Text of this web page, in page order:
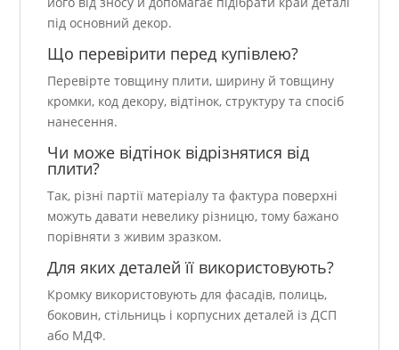
під основний декор.
Що перевірити перед купівлею?
Перевірте товщину плити, ширину й товщину
кромки, код декору, відтінок, структуру та спосіб
нанесення.
Чи може відтінок відрізнятися від
плити?
Так, різні партії матеріалу та фактура поверхні
можуть давати невелику різницю, тому бажано
порівняти з живим зразком.
Для яких деталей її використовують?
Кромку використовують для фасадів, полиць,
боковин, стільниць і корпусних деталей із ДСП
або МДФ.